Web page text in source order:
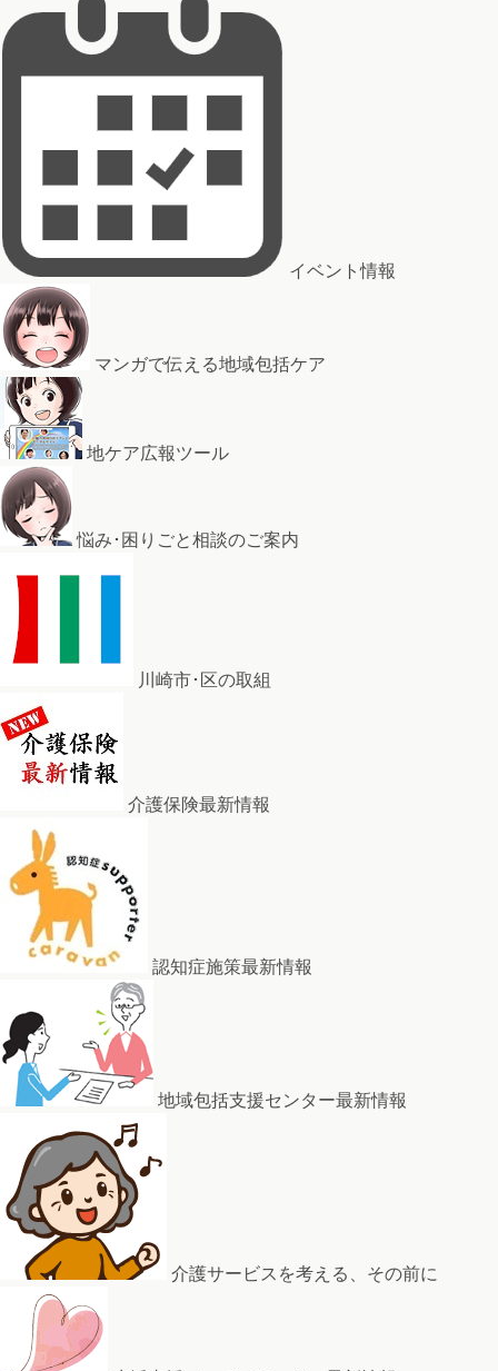
イベント情報
マンガで伝える地域包括ケア
地ケア広報ツール
悩み･困りごと相談のご案内
川崎市･区の取組
介護保険最新情報
認知症施策最新情報
地域包括支援センター最新情報
介護サービスを考える、その前に